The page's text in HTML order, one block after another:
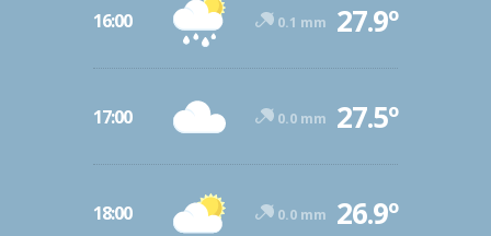
16:00 0.1 mm 27.9º
17:00 0.0 mm 27.5º
18:00 0.0 mm 26.9º